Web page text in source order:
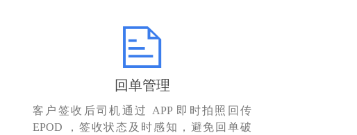
回单管理
客户签收后司机通过 APP 即时拍照回传
EPOD ，签收状态及时感知，避免回单破